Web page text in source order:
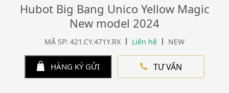
Hubot Big Bang Unico Yellow Magic
New model 2024
MÃ SP: 421.CY.471Y.RX Liên hệ NEW
HÀNG KÝ GỬI TƯ VẤN